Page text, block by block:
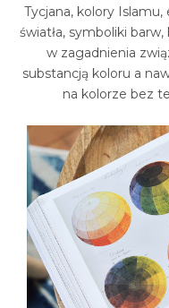
Tycjana, kolory
światła, symboliki
w zagadnienia
substancją koloru a
na kolorze bez